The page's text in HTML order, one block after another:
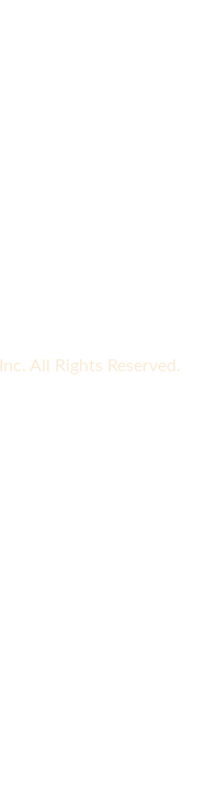
All Rights Reserved.